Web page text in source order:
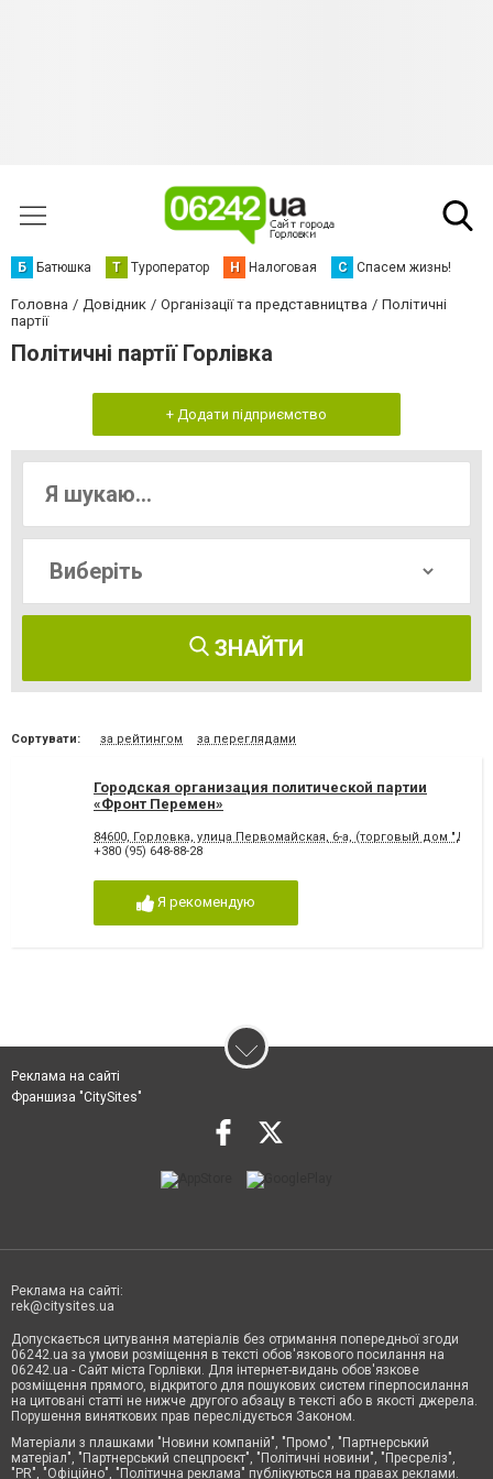
Б Батюшка Т Туроператор Н Налоговая С Спасем жизнь!
Головна Довідник Організації та представництва
Політичні
партії
Політичні партії Горлівка
+ Додати підприємство
ЗНАЙТИ
Сортувати: за рейтингом за переглядами
Городская организация политической партии
«Фронт Перемен»
84600, Горловка, улица Первомайская, 6-а, (торговый дом
+380 (95) 648-88-28
Я рекомендую
Реклама на сайті
Франшиза "CitySites"
Реклама на сайті:
rek@citysites.ua
Допускається цитування матеріалів без отримання попередньої згоди
06242.ua за умови розміщення в тексті обов'язкового посилання на
06242.ua - Сайт міста Горлівки. Для інтернет-видань обов'язкове
розміщення прямого, відкритого для пошукових систем гіперпосилання
на цитовані статті не нижче другого абзацу в тексті або в якості джерела.
Порушення виняткових прав переслідується Законом.
Матеріали з плашками "Новини компаній", "Промо", "Партнерський
матеріал", "Партнерський спецпроєкт", "Політичні новини", "Пресреліз",
"PR", "Офіційно", "Політична реклама" публікуються на правах реклами.